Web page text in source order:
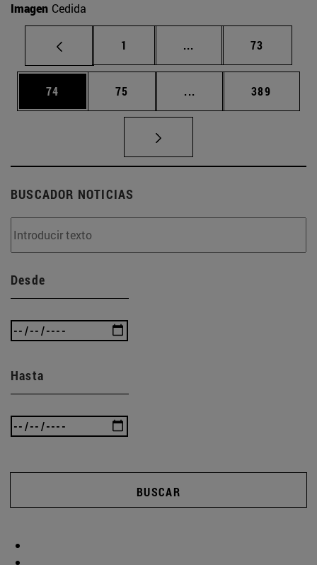
Imagen Cedida
Página
1 ... Páginas intermedias
Página
73
Página
74 Página
75 ... Páginas intermedias
Página
389
BUSCADOR NOTICIAS
Desde
Hasta
BUSCAR